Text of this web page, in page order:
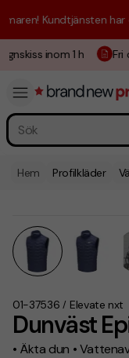
Kundtjänsten har
inom 1 h Fri
Hem Profilkläder
Dunväst
• Äkta dun •
01-37536 / Elevate nxt